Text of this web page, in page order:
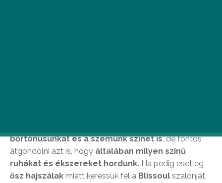
bőrtónusunkat és a szemünk színét is, de fontos
átgondolni azt is, hogy általában milyen színű
ruhákat és ékszereket hordunk. Ha pedig esetleg
ősz hajszálak miatt keressük fel a Blissoul szalonját,